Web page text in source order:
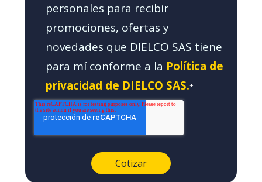
personales para recibir
promociones, ofertas y
novedades que DIELCO SAS tiene
para mí conforme a la Política de
privacidad de DIELCO SAS.*